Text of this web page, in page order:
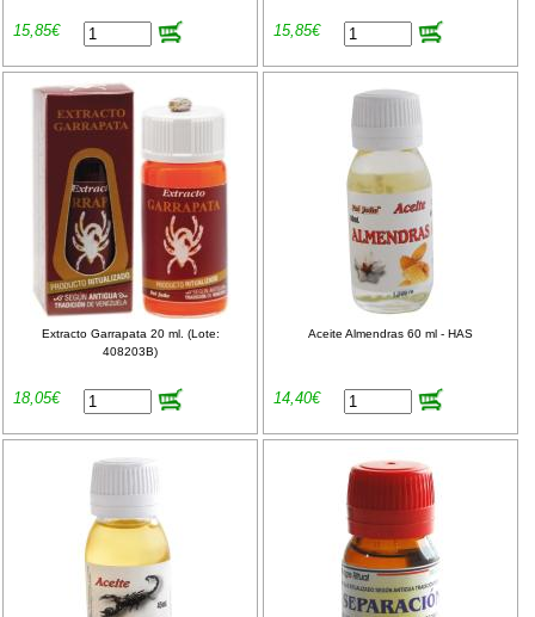
15,85€ 15,85€
Extracto Garrapata 20 ml. (Lote:
408203B)
18,05€
Aceite Almendras 60 ml - HAS
14,40€